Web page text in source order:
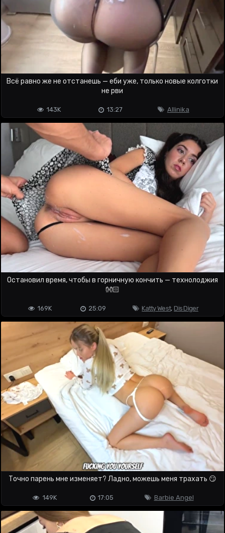
Всё равно же не отстанешь — еби уже, только новые колготки
не рви
Allinika
13:27
143K
Остановил время, чтобы в горничную кончить — технолоджия
👐🏻
Katty West, Dis Diger
25:09
169K
Точно парень мне изменяет? Ладно, можешь меня трахать 😏
Barbie Angel
17:05
149K